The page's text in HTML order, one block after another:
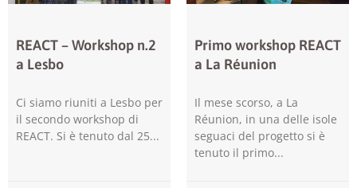
REACT – Workshop n.2
a Lesbo
Ci siamo riuniti a Lesbo per
il secondo workshop di
REACT. Si è tenuto dal 25
Primo workshop REACT
a La Réunion
Il mese scorso, a La
Réunion, in una delle isole
seguaci del progetto si è
tenuto il primo
facoltativi.
per il corretto
funzionamento
del sito web.
Statistiche
Per
consentirci